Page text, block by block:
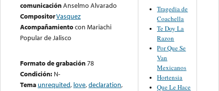
comunicaciónAnselmo Alvarado
CompositorVasquez
Acompañamientocon Mariachi
Popular de Jalisco
Formato de grabación78
Condición: N-
Tema unrequited, love,declaration,
Tragedia de
Coachella
Te Doy La
Razon
Por Que Se
Van
Mexicanos
Hortensia
Que Le Hace